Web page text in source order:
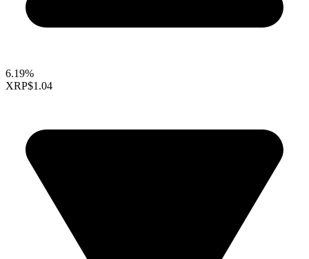
6.19%
XRP$1.04